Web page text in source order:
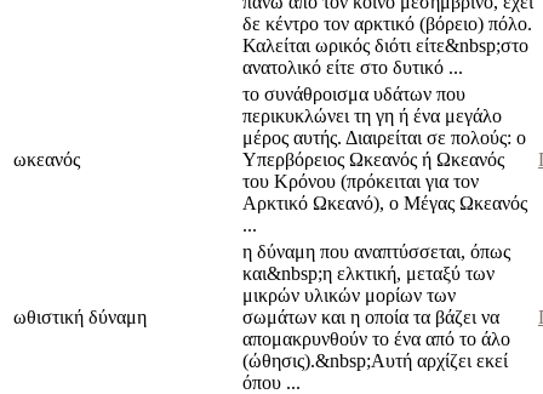
δε κέντρο τον αρκτικό (βόρειο) πόλο.
Καλείται ωρικός διότι είτε&nbsp;στο
ανατολικό είτε στο δυτικό ...
ωκεανός
το συνάθροισμα υδάτων που
περικυκλώνει τη γη ή ένα με­γάλο
μέρος αυτής. Διαιρείται σε πολούς: ο
Υπερβόρειος Ωκεανός ή Ωκεανός
του Κρόνου (πρόκειται για τον
Αρκτικό Ωκεανό), ο Μέγας Ωκεανός
...
ωθιστική δύναμη
η δύναμη που αναπτύσσεται, όπως
και&nbsp;η ελκτική, μεταξύ των
μικρών υλικών μορίων των
σωμάτων και η οποία τα βάζει να
απομακρυνθούν το ένα από το άλο
(ώθησις).&nbsp;Αυτή αρχίζει εκεί
όπου ...